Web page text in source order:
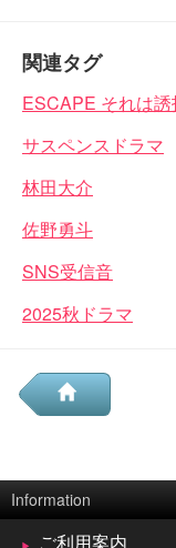
関連タグ
ESCAPE それは
サスペンスドラマ
林田大介
佐野勇斗
SNS受信音
2025秋ドラマ
Information
ご利用案内